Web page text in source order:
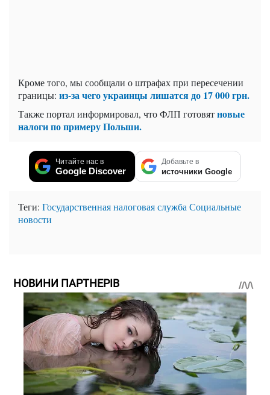
Кроме того, мы сообщали о штрафах при пересечении
границы: из-за чего украинцы лишатся до 17 000 грн.
Также портал информировал, что ФЛП готовятновые
налоги по примеру Польши.
Читайте нас в
Google Discover
Добавьте в
источники Google
Теги: Государственная налоговая служба Социальные
новости
НОВИНИ ПАРТНЕРІВ